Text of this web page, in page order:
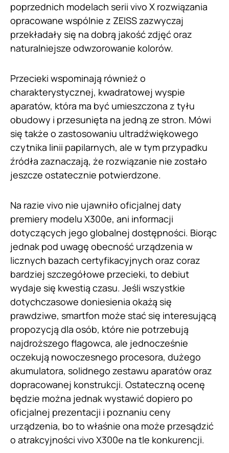
poprzednich modelach serii vivo X rozwiązania
opracowane wspólnie z ZEISS zazwyczaj
przekładały się na dobrą jakość zdjęć oraz
naturalniejsze odwzorowanie kolorów.
Przecieki wspominają również o
charakterystycznej, kwadratowej wyspie
aparatów, która ma być umieszczona z tyłu
obudowy i przesunięta na jedną ze stron. Mówi
się także o zastosowaniu ultradźwiękowego
czytnika linii papilarnych, ale w tym przypadku
źródła zaznaczają, że rozwiązanie nie zostało
jeszcze ostatecznie potwierdzone.
Na razie vivo nie ujawniło oficjalnej daty
premiery modelu X300e, ani informacji
dotyczących jego globalnej dostępności. Biorąc
jednak pod uwagę obecność urządzenia w
licznych bazach certyfikacyjnych oraz coraz
bardziej szczegółowe przecieki, to debiut
wydaje się kwestią czasu. Jeśli wszystkie
dotychczasowe doniesienia okażą się
prawdziwe, smartfon może stać się interesującą
propozycją dla osób, które nie potrzebują
najdroższego flagowca, ale jednocześnie
oczekują nowoczesnego procesora, dużego
akumulatora, solidnego zestawu aparatów oraz
dopracowanej konstrukcji. Ostateczną ocenę
będzie można jednak wystawić dopiero po
oficjalnej prezentacji i poznaniu ceny
urządzenia, bo to właśnie ona może przesądzić
o atrakcyjności vivo X300e na tle konkurencji.